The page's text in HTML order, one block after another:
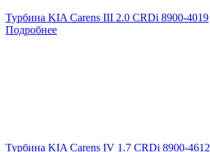
Турбина KIA Carens III 2.0 CRDi 8900-4019
Подробнее
Турбина KIA Carens IV 1.7 CRDi 8900-4612